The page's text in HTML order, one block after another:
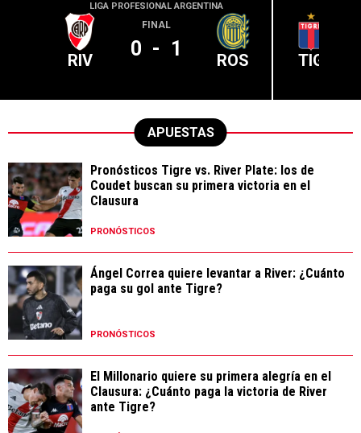
LIGA PROFESIONAL ARGENTINA
RIV
FINAL
0 - 1 ROS TIG
APUESTAS
Pronósticos Tigre vs. River Plate: los de
Coudet buscan su primera victoria en el
Clausura
PRONÓSTICOS
Ángel Correa quiere levantar a River: ¿Cuánto
paga su gol ante Tigre?
PRONÓSTICOS
El Millonario quiere su primera alegría en el
Clausura: ¿Cuánto paga la victoria de River
ante Tigre?